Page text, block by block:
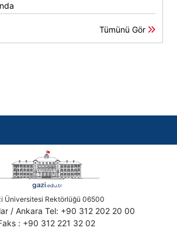
Tümünü Gör
Üniversitesi Rektörlüğü 06500
/ Ankara Tel: +90 312 202 20 00
: +90 312 221 32 02